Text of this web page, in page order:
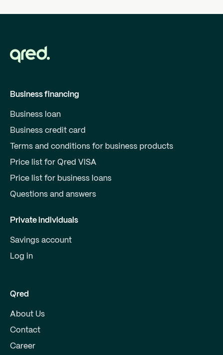
Business financing
Business loan
Business credit card
Terms and conditions for business products
Price list for Qred VISA
Price list for business loans
Questions and answers
Private individuals
Savings account
Log in
Qred
About Us
Contact
Career